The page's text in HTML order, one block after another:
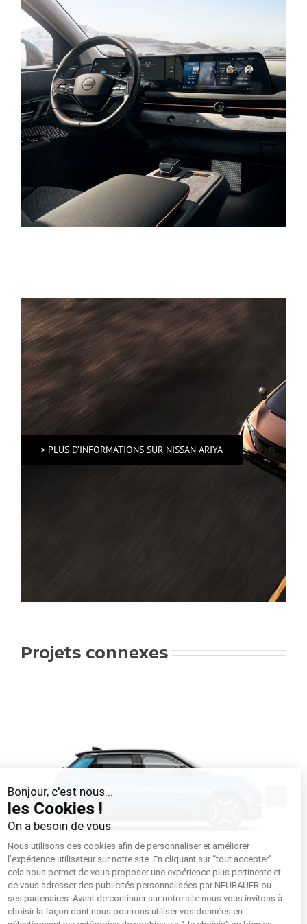
> PLUS D’INFORMATIONS SUR NISSAN ARIYA
Projets connexes
Nissan MICRA
Bonjour, c'est nous...
les Cookies !
On a besoin de vous
Nous utilisons des cookies afin de personnaliser et améliorer
l’expérience utilisateur sur notre site. En cliquant sur “tout accepter''
cela nous permet de vous proposer une expérience plus pertinente et
de vous adresser des publicités personnalisées par NEUBAUER ou
ses partenaires. Avant de continuer sur notre site nous vous invitons à
choisir la façon dont nous pourrons utiliser vos données en